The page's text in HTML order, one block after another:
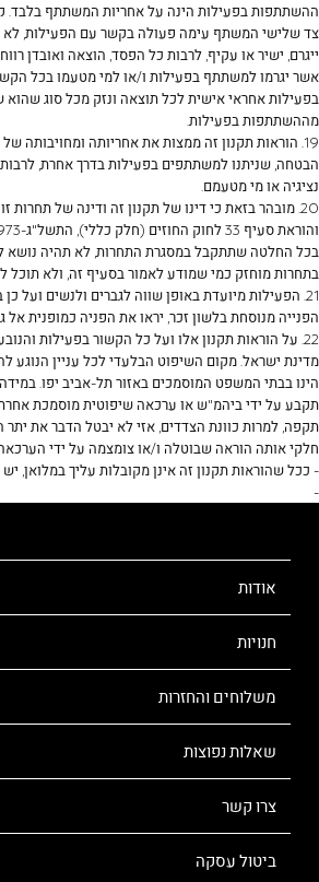
ההשתתפות בפעילות הינה על אחריות המשתתף בלבד.
צד שלישי המשתף עימה פעולה בקשר עם הפעילות, לא
ייגרם, ישיר או עקיף, לרבות כל הפסד, הוצאה ואובדן
אשר יגרמו למשתתף בפעילות ו/או למי מטעמו בכל
בפעילות אחראי אישית לכל תוצאה ונזק מכל סוג שהוא
מההשתתפות בפעילות.
19. הוראות תקנון זה ממצות את אחריותה ומחויבותה
הבטחה, שניתנו למשתתפים בפעילות בדרך אחרת,
נציגיה או מי מטעמם.
20. מובהר בזאת כי דינו של תקנון זה ודינה של תחרות
בכל החלטה שתתקבל במסגרת התחרות, לא תהיה נושא
בתחרות מוחזק כמי שמודע לאמור בסעיף זה, ולא תוכל
21. הפעילות מיועדת באופן שווה לגברים ולנשים ועל
הפנייה מנוסחת בלשון זכר, יראו את הפניה כמופנית אל
22. על הוראות תקנון אלו ועל כל הקשור בפעילות
מדינת ישראל. מקום השיפוט הבלעדי לכל עניין הנוגע
הינו בבתי המשפט המוסמכים באזור תל-אביב יפו.
תקבע על ידי ביהמ"ש או ערכאה שיפוטית מוסמכת
תקפה, למרות כוונת הצדדים, אזי לא יבטל הדבר את יתר
חלקי אותה הוראה שבוטלה ו/או צומצמה על ידי
- ככל שהוראות תקנון זה אינן מקובלות עליך במלואן,
-
אודות
חנויות
משלוחים והחזרות
שאלות נפוצות
צרו קשר
ביטול עסקה